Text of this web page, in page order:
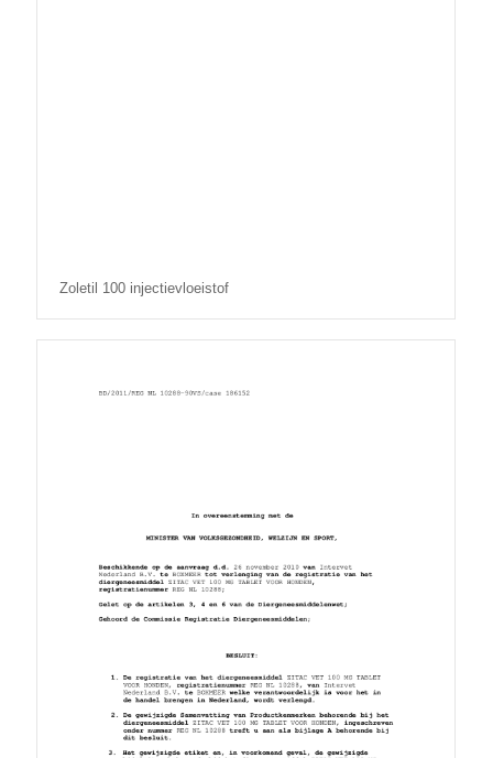
Zoletil 100 injectievloeistof